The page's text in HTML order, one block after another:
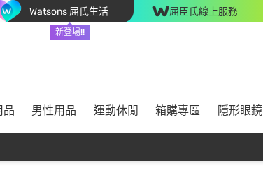
Watsons 屈氏生活
新登場!!
屈臣氏線上服務
品 男性用品 運動休閒 箱購專區 隱形眼鏡